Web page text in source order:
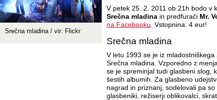
V petek 25. 2. 2011 ob 21h bodo v
Srečna mladina in predfurači Mr.
na Facebooku. Vstopnina: 4 eur!
Srečna mladina
V letu 1993 se je iz
Srečna mladina. Vzporedno z
se je spreminjal tudi glasbeni slog,
šestih albumih. Za glasbeno
nagrad in priznanj, sodelovali pa
glasbeniki, režiserji oblikovalci,
Srečna mladina / vir: Flickr